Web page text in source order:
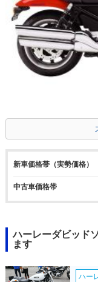
新車価格帯（実勢価格）
中古車価格帯
ハーレーダビッド
ます
ハー